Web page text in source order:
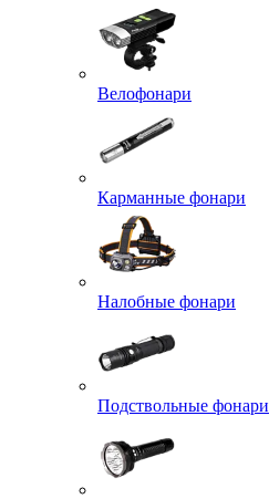
Велофонари
Карманные фонари
Налобные фонари
Подствольные фонари